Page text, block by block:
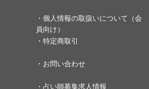
・個人情報の取扱いについて（会
員向け）
・特定商取引
・お問い合わせ
・占い師募集求人情報